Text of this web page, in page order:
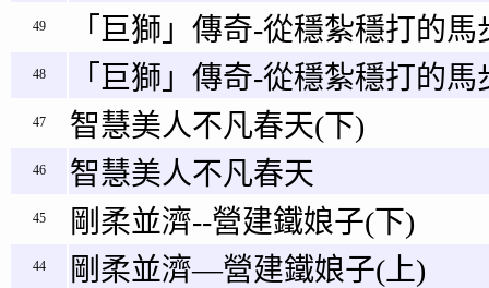
49 「巨獅」傳奇-從穩紮穩打的
48 「巨獅」傳奇-從穩紮穩打的
47 智慧美人不凡春天(下)
46 智慧美人不凡春天
45 剛柔並濟--營建鐵娘子(下)
44 剛柔並濟—營建鐵娘子(上)